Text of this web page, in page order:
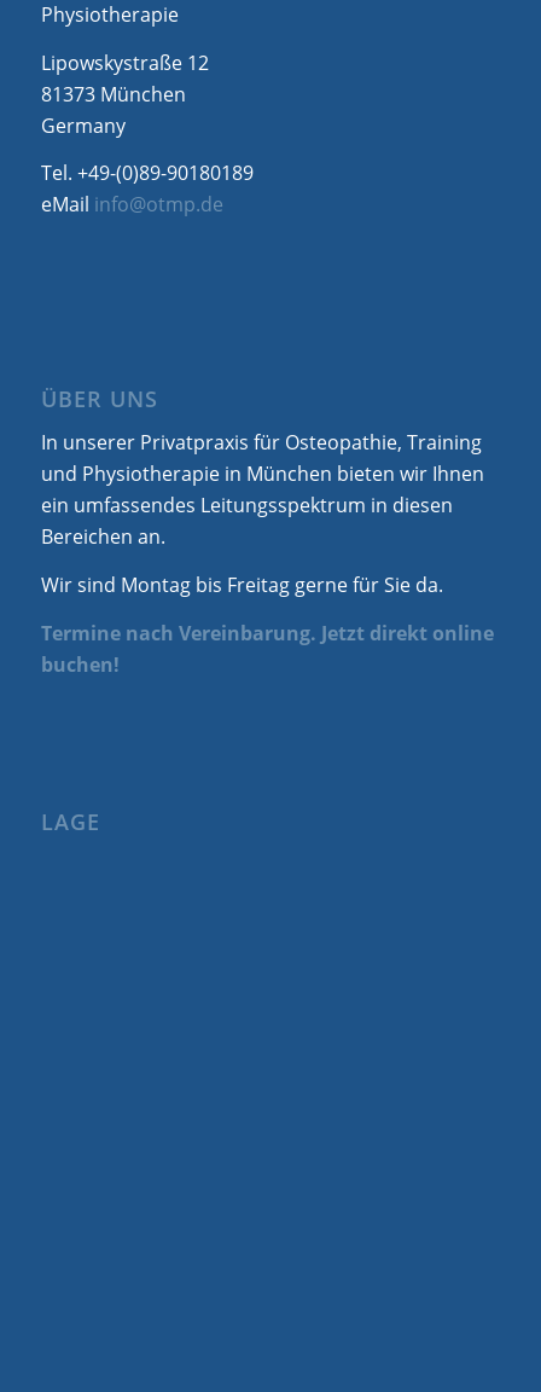
Physiotherapie
Lipowskystraße 12
81373 München
Germany
Tel. +49-(0)89-90180189
eMail info@otmp.de
ÜBER UNS
In unserer Privatpraxis für Osteopathie, Training
und Physiotherapie in München bieten wir Ihnen
ein umfassendes Leitungsspektrum in diesen
Bereichen an.
Wir sind Montag bis Freitag gerne für Sie da.
Termine nach Vereinbarung. Jetzt direkt online
buchen!
LAGE